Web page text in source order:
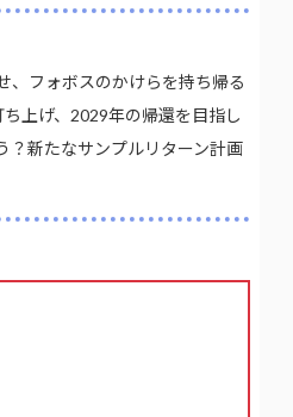
、フォボスのかけらを持ち帰る
上げ、2029年の帰還を目指し
？新たなサンプルリターン計画